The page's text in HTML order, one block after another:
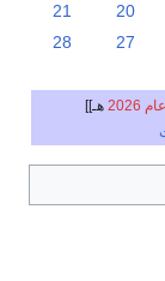
20
21
27
28
هـ]]